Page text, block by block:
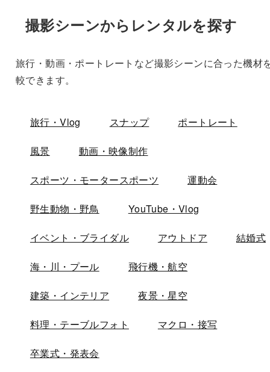
撮影シーンからレンタルを探す
旅行・動画・ポートレートなど撮影シーンに合った機材
較できます。
旅行・Vlog スナップ ポートレート
風景 動画・映像制作
スポーツ・モータースポーツ 運動会
野生動物・野鳥 YouTube・Vlog
イベント・ブライダル アウトドア 結婚式
海・川・プール 飛行機・航空
建築・インテリア 夜景・星空
料理・テーブルフォト マクロ・接写
卒業式・発表会